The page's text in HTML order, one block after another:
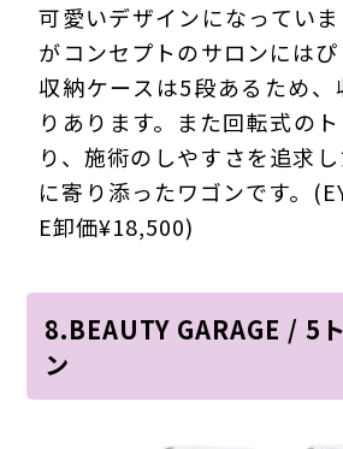
可愛いデザインになってい
がコンセプトのサロンにはぴ
収納ケースは5段あるため
りあります。また回転式の
り、施術のしやすさを追求
に寄り添ったワゴンです。
E卸価¥18,500)
8.BEAUTY GARAGE / 5
ン